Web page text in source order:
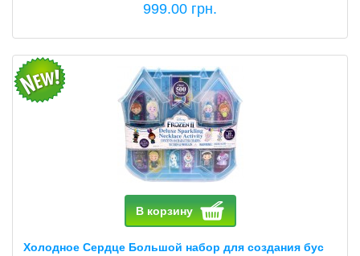
999.00 грн.
В корзину
Холодное Сердце Большой набор для создания бус